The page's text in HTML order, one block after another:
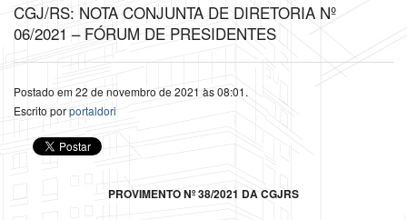
CGJ/RS: NOTA CONJUNTA DE DIRETORIA Nº
06/2021 – FÓRUM DE PRESIDENTES
Postado em 22 de novembro de 2021 às 08:01.
Escrito porportaldori
PROVIMENTO Nº 38/2021 DA CGJRS